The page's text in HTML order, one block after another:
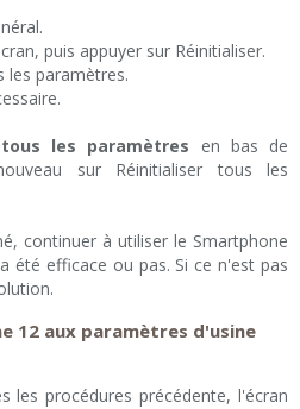
puis appuyer sur Réinitialiser.
les paramètres.
les paramètres en bas de
sur Réinitialiser tous les
continuer à utiliser le Smartphone
été efficace ou pas. Si ce n'est pas
12 aux paramètres d'usine
les procédures précédente, l'écran